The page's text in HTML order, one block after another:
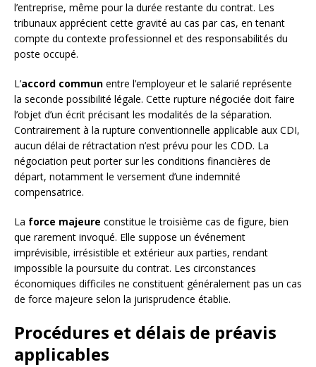
l’entreprise, même pour la durée restante du contrat. Les
tribunaux apprécient cette gravité au cas par cas, en tenant
compte du contexte professionnel et des responsabilités du
poste occupé.
L’accord commun entre l’employeur et le salarié représente
la seconde possibilité légale. Cette rupture négociée doit faire
l’objet d’un écrit précisant les modalités de la séparation.
Contrairement à la rupture conventionnelle applicable aux CDI,
aucun délai de rétractation n’est prévu pour les CDD. La
négociation peut porter sur les conditions financières de
départ, notamment le versement d’une indemnité
compensatrice.
La force majeure constitue le troisième cas de figure, bien
que rarement invoqué. Elle suppose un événement
imprévisible, irrésistible et extérieur aux parties, rendant
impossible la poursuite du contrat. Les circonstances
économiques difficiles ne constituent généralement pas un cas
de force majeure selon la jurisprudence établie.
Procédures et délais de préavis
applicables